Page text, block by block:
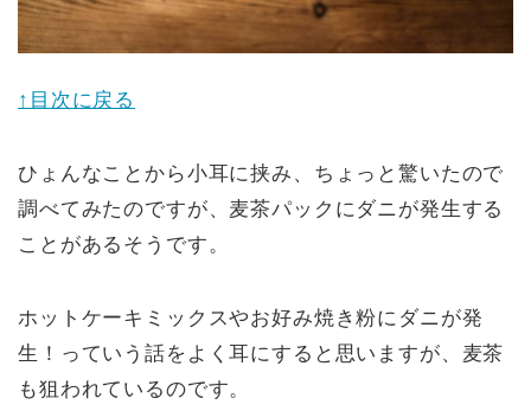
↑目次に戻る
ひょんなことから小耳に挟み、ちょっと驚いたので
調べてみたのですが、麦茶パックにダニが発生する
ことがあるそうです。
ホットケーキミックスやお好み焼き粉にダニが発
生！っていう話をよく耳にすると思いますが、麦茶
も狙われているのです。